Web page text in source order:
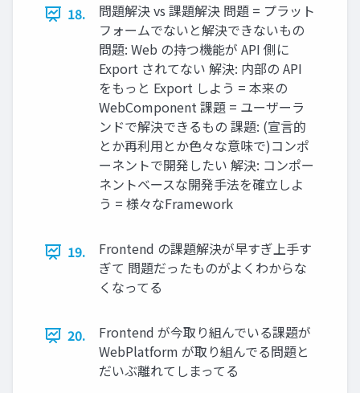
18.
問題解決 vs 課題解決 問題 = プラット
フォームでないと解決できないもの
問題: Web の持つ機能が API 側に
Export されてない 解決: 内部の API
をもっと Export しよう = 本来の
WebComponent 課題 = ユーザーラ
ンドで解決できるもの 課題: (宣言的
とか再利用とか色々な意味で)コンポ
ーネントで開発したい 解決: コンポー
ネントベースな開発手法を確立しよ
う = 様々なFramework
19.
Frontend の課題解決が早すぎ上手す
ぎて 問題だったものがよくわからな
くなってる
20.
Frontend が今取り組んでいる課題が
WebPlatform が取り組んでる問題と
だいぶ離れてしまってる